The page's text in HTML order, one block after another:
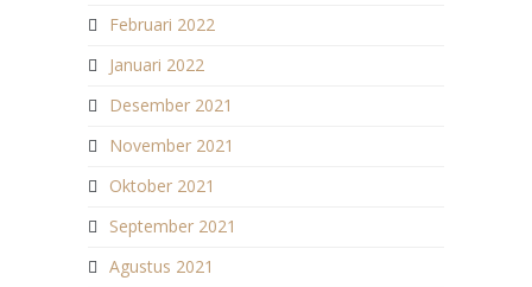
Februari 2022
Januari 2022
Desember 2021
November 2021
Oktober 2021
September 2021
Agustus 2021